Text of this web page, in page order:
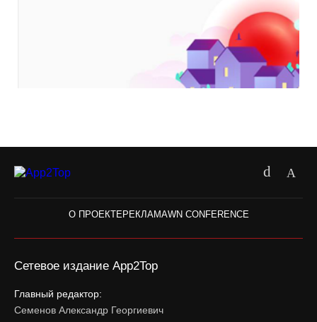
О ПРОЕКТЕ РЕКЛАМАWN CONFERENCE
Сетевое издание App2Top
Главный редактор:
Семенов Александр Георгиевич